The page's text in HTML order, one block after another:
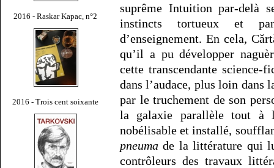
2016 - Raskar Kapac, n°2
2016 - Trois cent soixante
suprême Intuition par-delà
instincts tortueux et
d’enseignement. En cela,
qu’il a pu développer
cette transcendante
dans l’audace, plus loin dans
par le truchement de son
la galaxie parallèle tout à
nobélisable et installé,
pneuma de la littérature qui
contrôleurs des travaux